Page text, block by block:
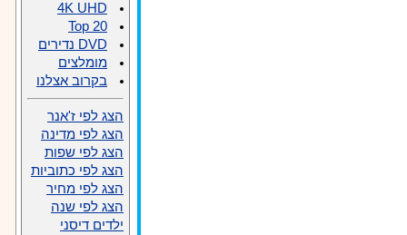
4K UHD
Top 20
DVD נדירים
מומלצים
בקרוב אצלנו
הצג לפי ז'אנר
הצג לפי מדינה
הצג לפי שפות
הצג לפי כתוביות
הצג לפי מחיר
הצג לפי שנה
ילדים דיסני